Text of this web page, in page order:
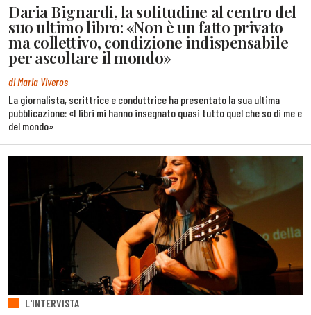
Daria Bignardi, la solitudine al centro del
suo ultimo libro: «Non è un fatto privato
ma collettivo, condizione indispensabile
per ascoltare il mondo»
di Maria Viveros
La giornalista, scrittrice e conduttrice ha presentato la sua ultima
pubblicazione: «I libri mi hanno insegnato quasi tutto quel che so di me e
del mondo»
L'INTERVISTA